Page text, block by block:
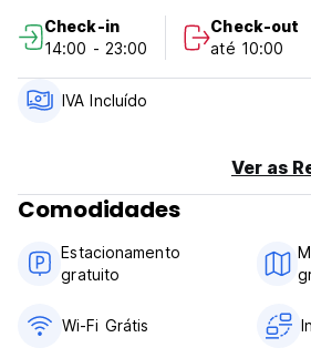
churrascos e um salão com lareira.
pé do Rio Waiho, disponibiliza
local.
A propriedade oferece 2 cozinhas de
pode fornecer conselhos turísticos e
locais.
Check-in
14:00 - 23:00
Check-out
até 10:00
IVA Incluído
Ver as
Comodidades
Estacionamento
gratuito
Wi-Fi Grátis